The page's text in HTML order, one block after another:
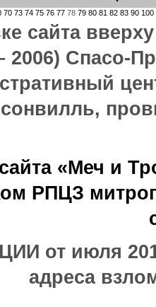
70 73 74 75 76 77 78 79 80 81 82 83 90 100
сайта
2006) Спасо-
«Меч и
РПЦЗ
от июля
адреса